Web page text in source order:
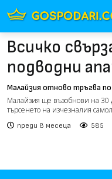
Всичко
подводни
Малайзия отново тръгва по
изчезналия полет MH370
Малайзия ще възобнови на 30
търсенето на изчезналия
преди 8 месеца 585